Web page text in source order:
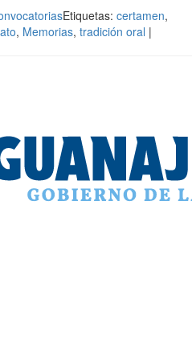
Etiquetas: certamen,
, Memorias, tradición oral |